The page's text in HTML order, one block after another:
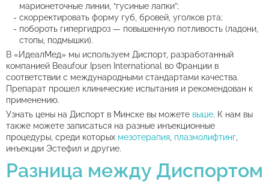
марионеточные линии, “гусиные лапки”;
скорректировать форму губ, бровей, уголков рта;
побороть гипергидроз — повышенную потливость (ладони,
стопы, подмышки).
В «ИдеалМед» мы используем Диспорт, разработанный
компанией Beaufour Ipsen International во Франции в
соответствии с международными стандартами качества.
Препарат прошел клинические испытания и рекомендован к
применению.
Узнать цены на Диспорт в Минске вы можете выше. К нам вы
также можете записаться на разные инъекционные
процедуры, среди которых мезотерапия плазмолифтинг
инъекции Эстефил и другие.
Разница между Диспортом